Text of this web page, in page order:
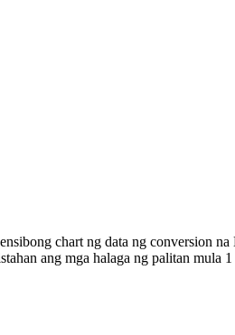
chart ng data ng conversion
ang mga halaga ng palitan